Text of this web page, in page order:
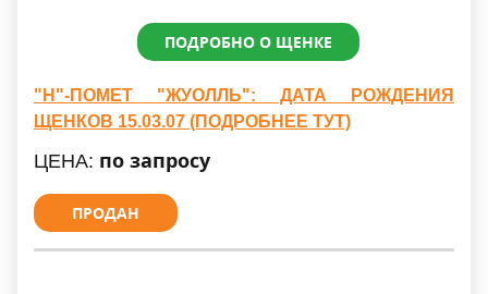
ПОДРОБНО О ЩЕНКЕ
"Н"-ПОМЕТ "ЖУОЛЛЬ": ДАТА РОЖДЕНИЯ
ЩЕНКОВ 15.03.07 (ПОДРОБНЕЕ ТУТ)
ЦЕНА: по запросу
ПРОДАН